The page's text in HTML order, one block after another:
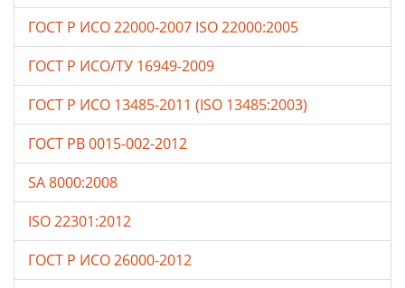
ГОСТ Р ИСО 22000-2007 ISO 22000:2005
ГОСТ Р ИСО/ТУ 16949-2009
ГОСТ Р ИСО 13485-2011 (ISO 13485:2003)
ГОСТ РВ 0015-002-2012
SA 8000:2008
ISO 22301:2012
ГОСТ Р ИСО 26000-2012